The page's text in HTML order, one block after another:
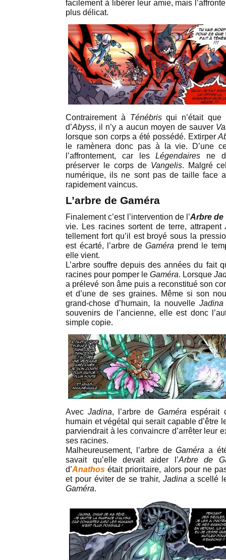
facilement à libérer leur amie, mais
plus délicat.
Contrairement à Ténébrisqui n’était que
d’Abyss, il n’y a aucun moyen de sauver
lorsque son corps a été possédé. Extirper
le ramènera donc pas à la vie. D’une
l’affrontement, car lesLégendaires ne
préserver le corps de Vangelis. Malgré
numérique, ils ne sont pas de taille face
rapidement vaincus.
L’arbre de Gaméra
Finalement c’est l’intervention de l’Arbre de
vie. Les racines sortent de terre, attrapent
tellement fort qu’il est broyé sous la
est écarté, l’arbre deGaméra prend le
elle vient.
L’arbre souffre depuis des années du fait
racines pour pomper le Gaméra. Lorsque
a prélevé son âme puis a reconstitué son
et d’une de ses graines. Même si son
grand-chose d’humain, la nouvelle Jadina
souvenirs de l’ancienne, elle est donc
simple copie.
AvecJadina, l’arbre deGaméra espérait
humain et végétal qui serait capable d’être
parviendrait à les convaincre d’arrêter leur
ses racines.
Malheureusement, l’arbre deGaméra a
savait qu’elle devait aider l’Arbre de
d’Anathos était prioritaire, alors pour ne
et pour éviter de se trahir, Jadina a scellé
Gaméra.